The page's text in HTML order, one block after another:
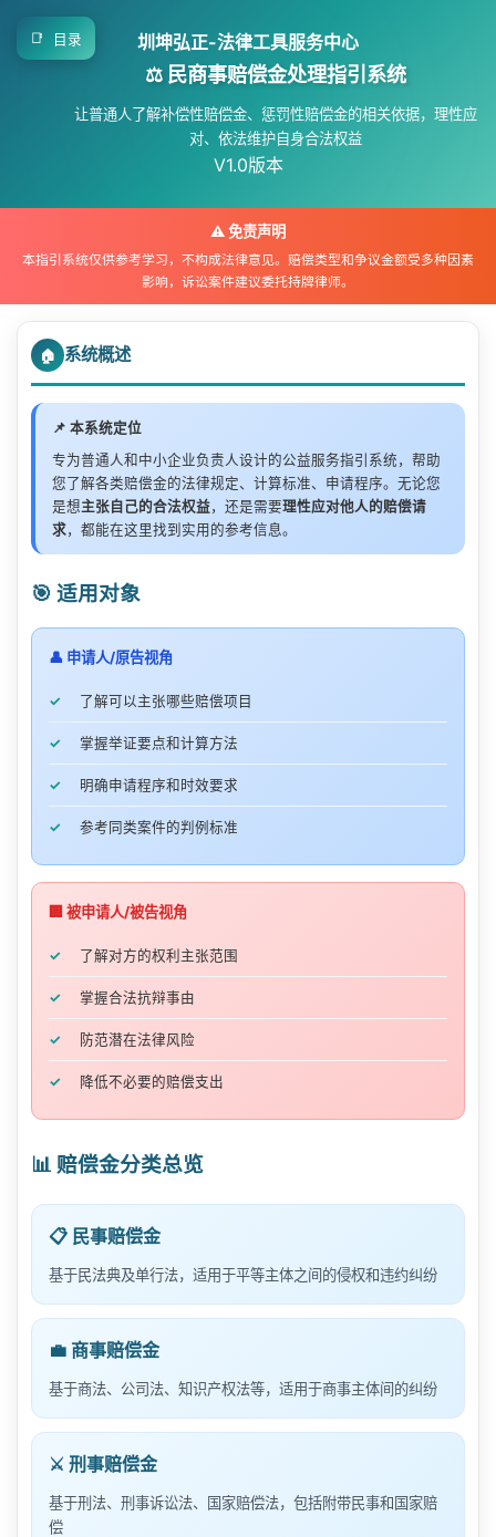
圳坤弘正-法律工具服务中心
⚖️ 民商事赔偿金处理指引系统
让普通人了解补偿性赔偿金、惩罚性赔偿金的相关依据，理性应
对、依法维护自身合法权益
V1.0版本
⚠️ 免责声明
本指引系统仅供参考学习，不构成法律意见。赔偿类型和争议金额受多种因素
影响，诉讼案件建议委托持牌律师。
📑 目录
🏠 系统概述
📌 本系统定位
专为普通人和中小企业负责人设计的公益服务指引系统，帮助
您了解各类赔偿金的法律规定、计算标准、申请程序。无论您
是想主张自己的合法权益，还是需要理性应对他人的赔偿请
求，都能在这里找到实用的参考信息。
🎯 适用对象
👤 申请人/原告视角
了解可以主张哪些赔偿项目
掌握举证要点和计算方法
明确申请程序和时效要求
参考同类案件的判例标准
🏢 被申请人/被告视角
了解对方的权利主张范围
掌握合法抗辩事由
防范潜在法律风险
降低不必要的赔偿支出
📊 赔偿金分类总览
📋 民事赔偿金
基于民法典及单行法，适用于平等主体之间的侵权和违约纠纷
💼 商事赔偿金
基于商法、公司法、知识产权法等，适用于商事主体间的纠纷
⚔️ 刑事赔偿金
基于刑法、刑事诉讼法、国家赔偿法，包括附带民事和国家赔
偿